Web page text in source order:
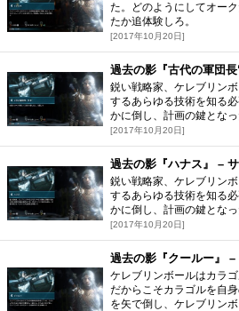
た。どのようにしてオー
たか追体験しろ。
[2017年10月20日]
過去の影『古代の軍団
鋭い戦略家、ケレブリン
するあらゆる技術を知る
かに倒し、計画の鍵とな
[2017年10月20日]
過去の影『ハナス』 –
鋭い戦略家、ケレブリン
するあらゆる技術を知る
かに倒し、計画の鍵とな
[2017年10月20日]
過去の影『クールー』 –
ケレブリンボールはカラ
だからこそカラゴルを自
を矢で倒し、ケレブリン